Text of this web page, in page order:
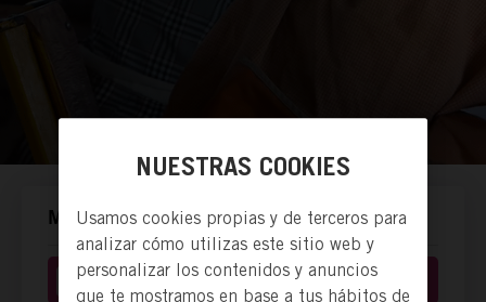
MANERAS DE ACTUAR.
Donación económica
NUESTRAS COOKIES
Usamos cookies propias y de terceros para
analizar cómo utilizas este sitio web y
personalizar los contenidos y anuncios
que te mostramos en base a tus hábitos de